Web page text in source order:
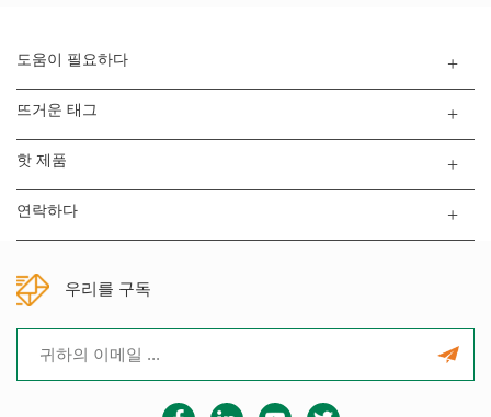
도움이 필요하다
뜨거운 태그
핫 제품
연락하다
우리를 구독